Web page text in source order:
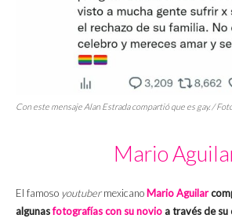
Con este mensaje Alan Estrada compartió que es gay. /
Mario
El famoso youtubermexicano Mario Aguilar
algunasfotografías con su novio a través de su